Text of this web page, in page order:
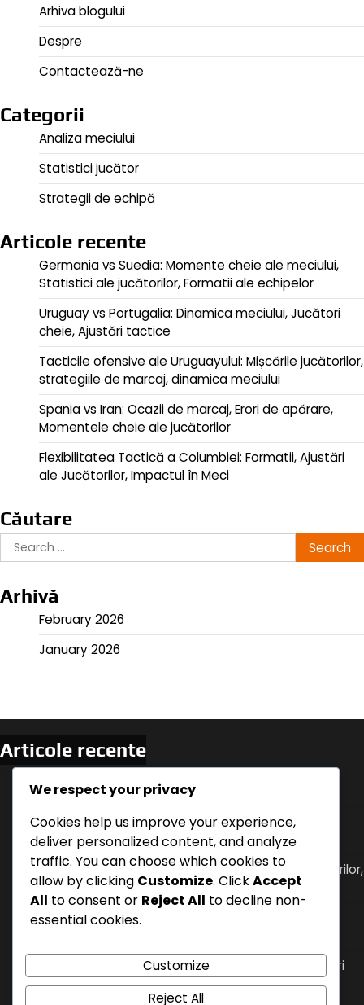
Arhiva blogului
Despre
Contactează-ne
Categorii
Analiza meciului
Statistici jucător
Strategii de echipă
Articole recente
Germania vs Suedia: Momente cheie ale meciului,
Statistici ale jucătorilor, Formatii ale echipelor
Uruguay vs Portugalia: Dinamica meciului, Jucători
cheie, Ajustări tactice
Tacticile ofensive ale Uruguayului: Mișcările jucătorilor,
strategiile de marcaj, dinamica meciului
Spania vs Iran: Ocazii de marcaj, Erori de apărare,
Momentele cheie ale jucătorilor
Flexibilitatea Tactică a Columbiei: Formatii, Ajustări
ale Jucătorilor, Impactul în Meci
Căutare
Search
for:
Arhivă
February 2026
January 2026
Articole recente
Germania vs Suedia: Momente cheie ale meciului,
Statistici ale jucătorilor, Formatii ale echipelor
Uruguay vs Portugalia: Dinamica meciului, Jucători
cheie, Ajustări tactice
Tacticile ofensive ale Uruguayului: Mișcările jucătorilor,
strategiile de marcaj, dinamica meciului
Spania vs Iran: Ocazii de marcaj, Erori de apărare,
Flexibilitatea Tactică a Columbiei: Formatii, Ajustări
ale Jucătorilor, Impactul în Meci
We respect your privacy
Cookies help us improve your experience,
deliver personalized content, and analyze
traffic. You can choose which cookies to
allow by clicking Customize. ClickAccept
All to consent or Reject All to decline non-
essential cookies.
Customize
Reject All